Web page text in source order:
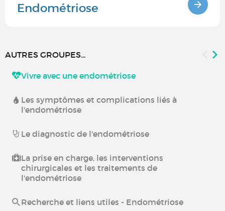
Endométriose
AUTRES GROUPES...
Vivre avec une endométriose
Les symptômes et complications liés à
l'endométriose
Le diagnostic de l'endométriose
La prise en charge, les interventions
chirurgicales et les traitements de
l'endométriose
Recherche et liens utiles - Endométriose